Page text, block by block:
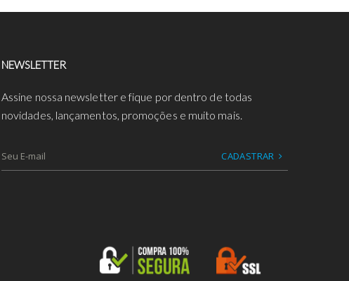
NEWSLETTER
Assine nossa newsletter e fique por dentro de todas
novidades, lançamentos, promoções e muito mais.
CADASTRAR